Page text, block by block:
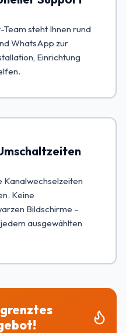
steht Ihnen rund
WhatsApp zur
Einrichtung
Kanalwechselzeiten
Keine
Bildschirme –
ausgewählten